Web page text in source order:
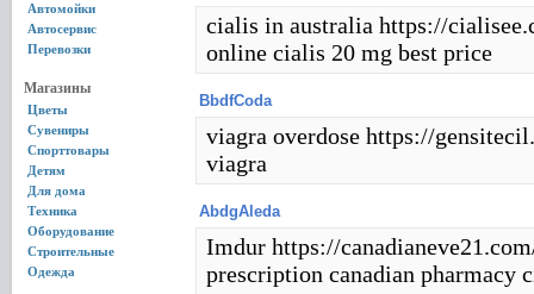
Автомойки
Автосервис
Перевозки
Магазины
Цветы
Сувениры
Спорттовары
Детям
Для дома
Техника
Оборудование
Строительные
Одежда
cialis in australia https://
online cialis 20 mg best price
BbdfCoda
viagra overdose https://
viagra
AbdgAleda
Imdur https://
prescription canadian pharmacy